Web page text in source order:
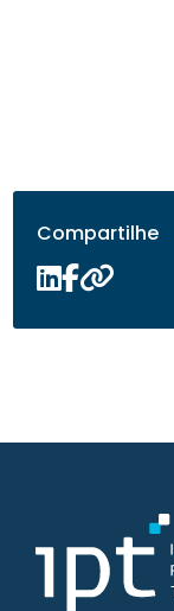
Compartilhe